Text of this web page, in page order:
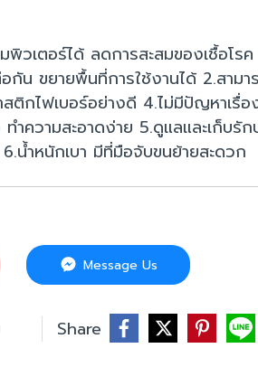
พิวเตอร์ได้ ลดการสะสมของเชื้อโรค
กัน ขยายพื้นที่การใช้งานได้ 2.สามา
ติกไฟเบอร์อย่างดี 4.ไม่มีปัญหาเรื่อ
วามสะอาดง่าย 5.ดูแลและเก็บรัก
น้ำหนักเบา มีที่มือจับขนย้ายสะดวก
Message Us
Share